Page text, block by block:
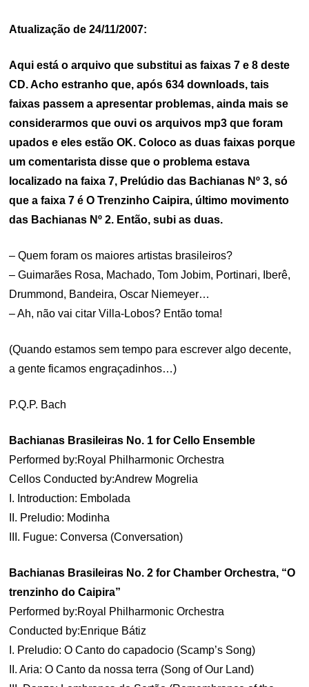
Atualização de 24/11/2007:
Aqui está o arquivo que substitui as faixas 7 e 8 deste
CD. Acho estranho que, após 634 downloads, tais
faixas passem a apresentar problemas, ainda mais se
considerarmos que ouvi os arquivos mp3 que foram
upados e eles estão OK. Coloco as duas faixas porque
um comentarista disse que o problema estava
localizado na faixa 7, Prelúdio das Bachianas Nº 3, só
que a faixa 7 é O Trenzinho Caipira, último movimento
das Bachianas Nº 2. Então, subi as duas.
– Quem foram os maiores artistas brasileiros?
– Guimarães Rosa, Machado, Tom Jobim, Portinari, Iberê,
Drummond, Bandeira, Oscar Niemeyer…
– Ah, não vai citar Villa-Lobos? Então toma!
(Quando estamos sem tempo para escrever algo decente,
a gente ficamos engraçadinhos…)
P.Q.P. Bach
Bachianas Brasileiras No. 1 for Cello Ensemble
Performed by:Royal Philharmonic Orchestra
Cellos Conducted by:Andrew Mogrelia
I. Introduction: Embolada
II. Preludio: Modinha
III. Fugue: Conversa (Conversation)
Bachianas Brasileiras No. 2 for Chamber Orchestra, “O
trenzinho do Caipira”
Performed by:Royal Philharmonic Orchestra
Conducted by:Enrique Bátiz
I. Preludio: O Canto do capadocio (Scamp’s Song)
II. Aria: O Canto da nossa terra (Song of Our Land)